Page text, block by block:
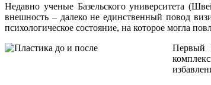
Недавно ученые Базельского университета
внешность – далеко не единственный повод
психологическое состояние, на которое могла
Первый